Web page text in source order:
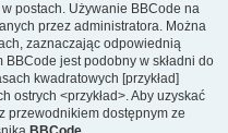
postach. Używanie BBCode na
przez administratora. Można
zaznaczając odpowiednią
jest podobny w składni do
kwadratowych [przykład]
ostrych <przykład>. Aby uzyskać
przewodnikiem dostępnym ze